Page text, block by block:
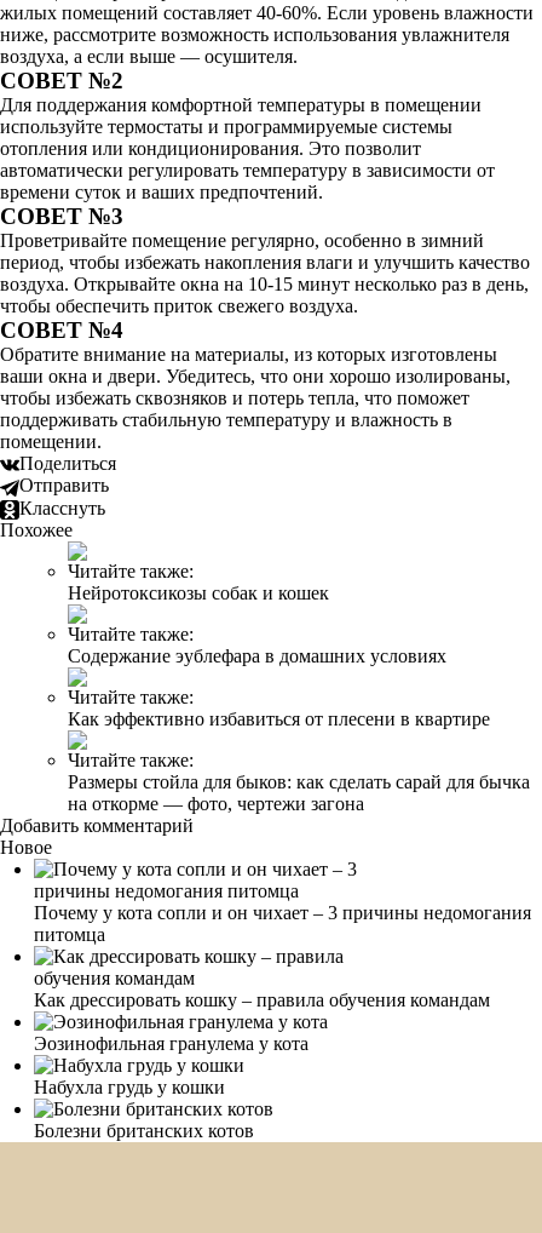
жилых помещений составляет 40-60%. Если уровень влажности
ниже, рассмотрите возможность использования увлажнителя
воздуха, а если выше — осушителя.
СОВЕТ №2
Для поддержания комфортной температуры в помещении
используйте термостаты и программируемые системы
отопления или кондиционирования. Это позволит
автоматически регулировать температуру в зависимости от
времени суток и ваших предпочтений.
СОВЕТ №3
Проветривайте помещение регулярно, особенно в зимний
период, чтобы избежать накопления влаги и улучшить качество
воздуха. Открывайте окна на 10-15 минут несколько раз в день,
чтобы обеспечить приток свежего воздуха.
СОВЕТ №4
Обратите внимание на материалы, из которых изготовлены
ваши окна и двери. Убедитесь, что они хорошо изолированы,
чтобы избежать сквозняков и потерь тепла, что поможет
поддерживать стабильную температуру и влажность в
помещении.
Поделиться
Отправить
Класснуть
Похожее
Читайте также:
Нейротоксикозы собак и кошек
Читайте также:
Содержание эублефара в домашних условиях
Читайте также:
Как эффективно избавиться от плесени в квартире
Читайте также:
Размеры стойла для быков: как сделать сарай для бычка
на откорме — фото, чертежи загона
Добавить комментарий
Новое
Почему у кота сопли и он чихает – 3 причины недомогания
питомца
Как дрессировать кошку – правила обучения командам
Эозинофильная гранулема у кота
Набухла грудь у кошки
Болезни британских котов